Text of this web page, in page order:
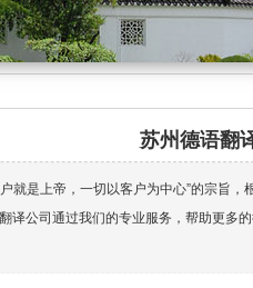
苏州德语翻
就是上帝，一切以客户为中心”的宗旨
译公司通过我们的专业服务，帮助更多